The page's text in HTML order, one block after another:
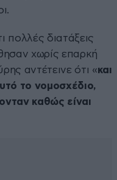
πολλές διατάξεις
χωρίς επαρκή
αντέτεινε ότι «και
το νομοσχέδιο,
καθώς είναι